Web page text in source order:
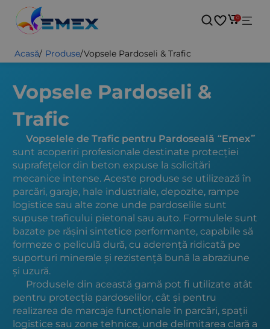
0
Acasă/ Produse/Vopsele Pardoseli & Trafic
Vopsele Pardoseli &
Trafic
Vopselele de Trafic pentru Pardoseală “Emex”
sunt acoperiri profesionale destinate protecției
suprafețelor din beton expuse la solicitări
mecanice intense. Aceste produse se utilizează în
parcări, garaje, hale industriale, depozite, rampe
logistice sau alte zone unde pardoselile sunt
supuse traficului pietonal sau auto. Formulele sunt
bazate pe rășini sintetice performante, capabile să
formeze o peliculă dură, cu aderență ridicată pe
suporturi minerale și rezistență bună la abraziune
și uzură.
Produsele din această gamă pot fi utilizate atât
pentru protecția pardoselilor, cât și pentru
realizarea de marcaje funcționale în parcări, spații
logistice sau zone tehnice, unde delimitarea clară a